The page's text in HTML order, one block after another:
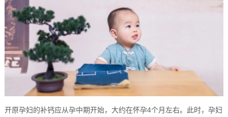
开原孕妇的补钙应从孕中期开始，大约在怀孕4个月左右。此时，孕妇